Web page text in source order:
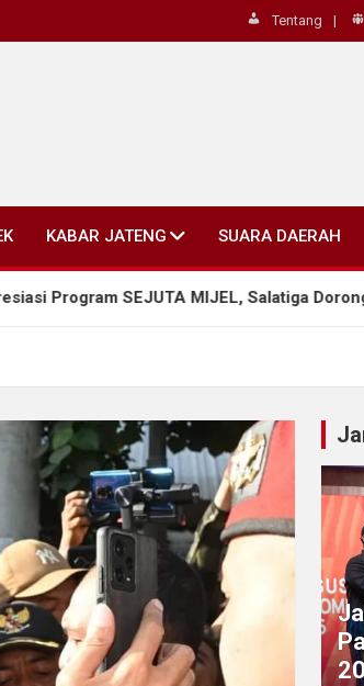
Tentang
KABAR JATENG SUARA DAERAH
MIJEL, Salatiga Dorong Pengelolaan